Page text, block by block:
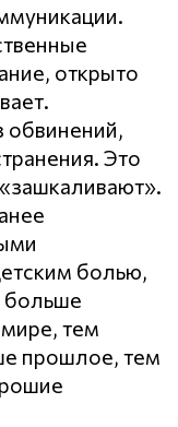
открыто
обвинений,
Это
болью,
больше
тем
прошлое, тем